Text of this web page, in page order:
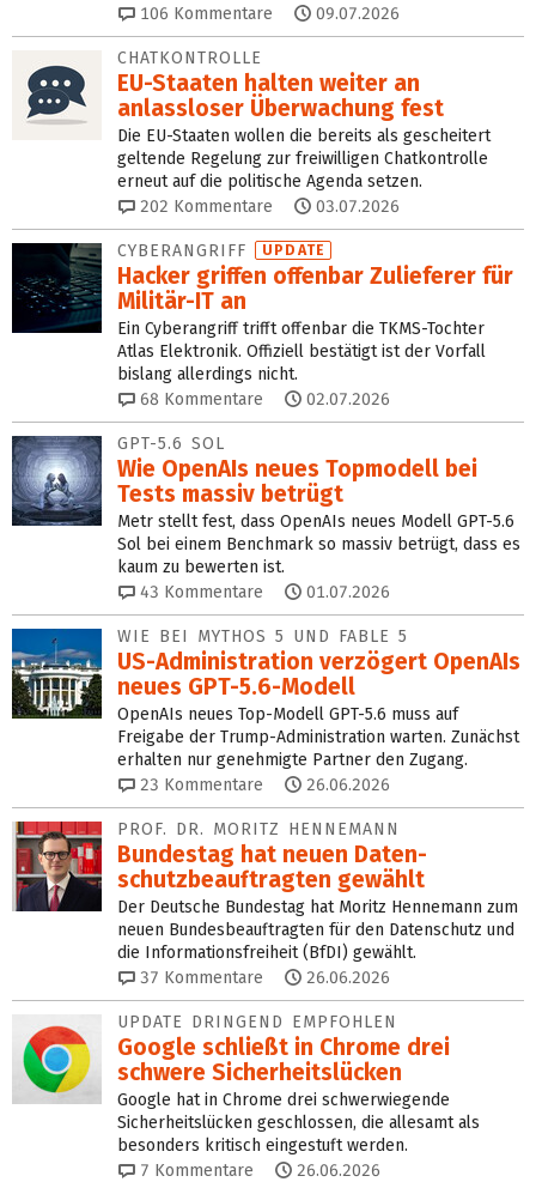
106 Kommentare 09.07.2026
CHATKONTROLLE
EU-Staaten halten weiter an
anlassloser Überwachung fest
Die EU-Staaten wollen die bereits als gescheitert
geltende Regelung zur freiwilligen Chatkontrolle
erneut auf die politische Agenda setzen.
202 Kommentare 03.07.2026
CYBERANGRIFF UPDATE
Hacker griffen offenbar Zulieferer für
Militär-IT an
Ein Cyberangriff trifft offenbar die TKMS-Tochter
Atlas Elektronik. Offiziell bestätigt ist der Vorfall
bislang allerdings nicht.
68 Kommentare 02.07.2026
GPT-5.6 SOL
Wie OpenAIs neues Topmodell bei
Tests massiv betrügt
Metr stellt fest, dass OpenAIs neues Modell GPT-5.6
Sol bei einem Benchmark so massiv betrügt, dass es
kaum zu bewerten ist.
43 Kommentare 01.07.2026
WIE BEI MYTHOS 5 UND FABLE 5
US-Administration verzögert OpenAIs
neues GPT-5.6-Modell
OpenAIs neues Top-Modell GPT-5.6 muss auf
Freigabe der Trump-Administration warten. Zunächst
erhalten nur genehmigte Partner den Zugang.
23 Kommentare 26.06.2026
PROF. DR. MORITZ HENNEMANN
Bundestag hat neuen Daten­
schutzbeauf­tragten gewählt
Der Deutsche Bundestag hat Moritz Hennemann zum
neuen Bundesbeauftragten für den Datenschutz und
die Informationsfreiheit (BfDI) gewählt.
37 Kommentare 26.06.2026
UPDATE DRINGEND EMPFOHLEN
Google schließt in Chrome drei
schwere Sicherheitslücken
Google hat in Chrome drei schwerwiegende
Sicherheitslücken geschlossen, die allesamt als
besonders kritisch eingestuft werden.
7 Kommentare 26.06.2026